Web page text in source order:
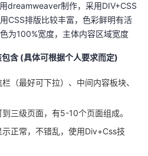
dreamweaver制作，采用DIV+CSS
CSS排版比较丰富，色彩鲜明有活
为100%宽度，主体内容区域宽度
含 (具体可根据个人要求而定)
（最好可下拉）、中间内容板块、
三级页面，有5-10个页面组成。
正常，不错乱，使用Div+Css技